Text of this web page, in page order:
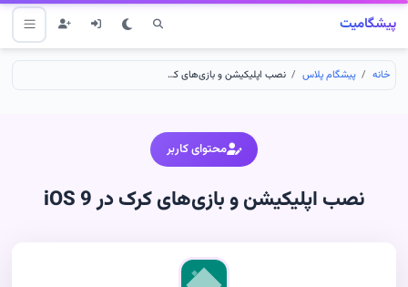
پیشگامیت
خانه پیشگام پلاس نصب اپلیکیشن و بازی‌های کرک در iOS 9
محتوای کاربر
نصب اپلیکیشن و بازی‌های کرک در iOS 9